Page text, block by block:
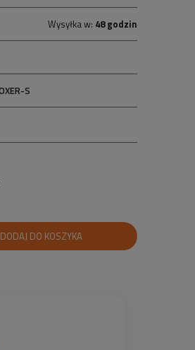
Wysyłka w: 48 godzin
S
DODAJ DO KOSZYKA